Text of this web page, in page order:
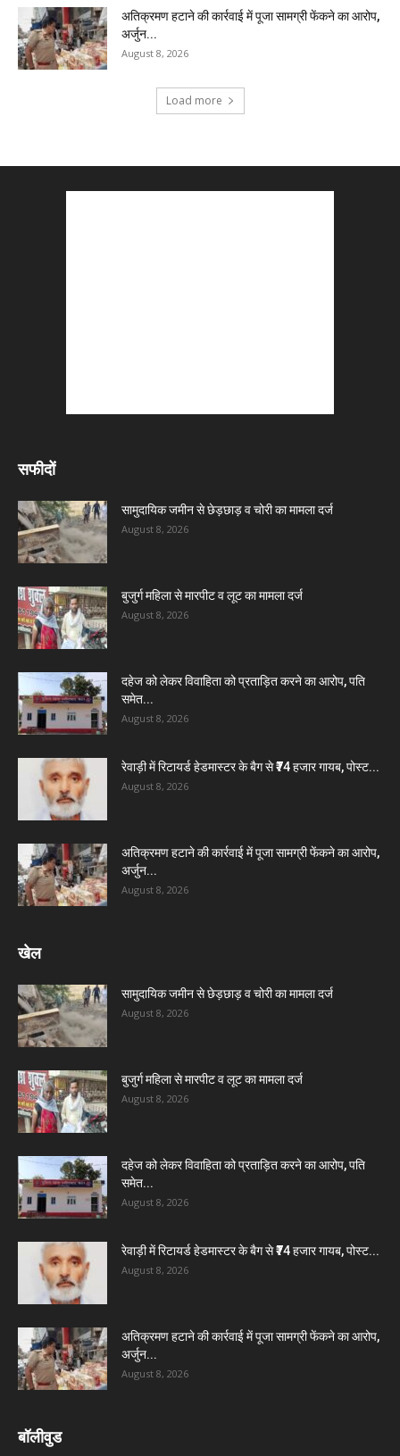
अतिक्रमण हटाने की कार्रवाई में पूजा सामग्री फेंकने का आरोप,
अर्जुन...
August 8, 2026
Load more
सफीदों
सामुदायिक जमीन से छेड़छाड़ व चोरी का मामला दर्ज
August 8, 2026
बुजुर्ग महिला से मारपीट व लूट का मामला दर्ज
August 8, 2026
दहेज को लेकर विवाहिता को प्रताड़ित करने का आरोप, पति
समेत...
August 8, 2026
रेवाड़ी में रिटायर्ड हेडमास्टर के बैग से ₹74 हजार गायब, पोस्ट...
August 8, 2026
अतिक्रमण हटाने की कार्रवाई में पूजा सामग्री फेंकने का आरोप,
अर्जुन...
August 8, 2026
खेल
सामुदायिक जमीन से छेड़छाड़ व चोरी का मामला दर्ज
August 8, 2026
बुजुर्ग महिला से मारपीट व लूट का मामला दर्ज
August 8, 2026
दहेज को लेकर विवाहिता को प्रताड़ित करने का आरोप, पति
समेत...
August 8, 2026
रेवाड़ी में रिटायर्ड हेडमास्टर के बैग से ₹74 हजार गायब, पोस्ट...
August 8, 2026
अतिक्रमण हटाने की कार्रवाई में पूजा सामग्री फेंकने का आरोप,
अर्जुन...
August 8, 2026
बॉलीवुड